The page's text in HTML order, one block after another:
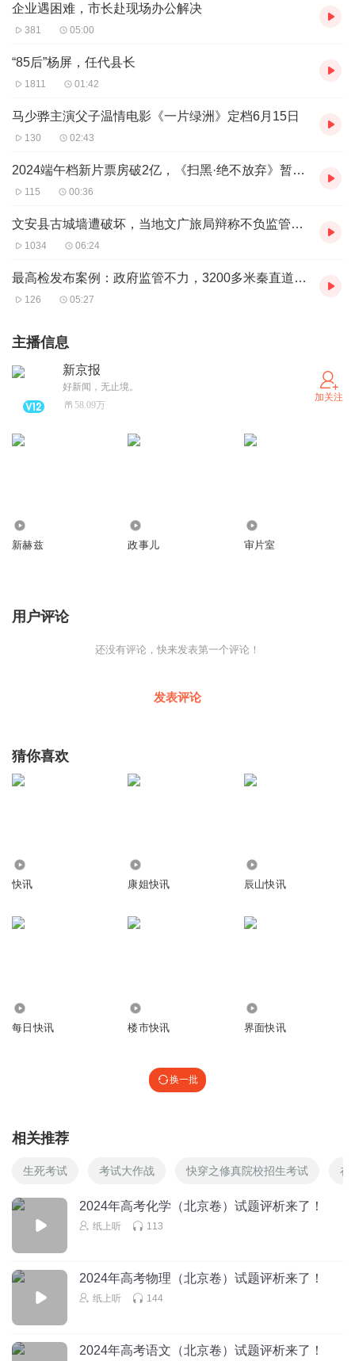
的情感认知、人生态度和价值取向。例如，“完形填空”一文
故事主人公原本对戏剧表演不感兴趣，但勇于尝试新鲜事
实现了自强。故事聚焦“人与自我”，旨在引导考生正确认识
自我，丰富自我，完善自我，充分挖掘自身潜力，勇于尝试
新事物，乐于接受新事物，做一个自信自强的新时代青年。
阅读B篇一文讲述了“我”在一次考试失败后如何重获力量的
折，不要因一时挫败就自暴自弃，放弃初心，而应做到愈挫
以德引领，促进五育融合发展。
2024年高考英语试题在“德育”和“美育”上创新考查形式，注
阅读D篇一文探讨了道德规范的根源，有利于考生从科学的
视角深刻认识社会美德的形成机制，有利于提升考生的思想
一；“完形填空”和阅读B篇选材涉及戏剧艺术和绘画艺术，
2024年高考英语试题在选材上积极引导考生关注人类社会
所面临的热点问题，关注前沿科技，关注数字化在社会生活
类应停止“宇宙是不是模拟”的争论，要在研究路径和思路上
家高水平科技自立自强贡献力量。
以人为本，注重价值引领。
启示考生在待人接物的过程中要灵活、辩证。一方面要专注
自身学习经历的回忆，强调了“合作”在实现“自立”过程中的
立足中国，培育家国情怀。
培养成具有中国情怀和国际视野的社会主义建设者和接班
人。例如，书面表达第二节以“新中国成立75周年”为背景创
注新中国的发展成就，激发考生热爱祖国的真挚情怀，增强
民族自豪感，帮助考生坚定“四个自信”，用英语讲好“中国故
02 聚焦核心素养，彰显新课程理念
2024年高考英语试题在命制过程中注重贯彻落实新课程理
计以情境任务为载体和驱动，以知识、技能和策略等要素为
手段和工具，以解决问题为目标和导向，促进学生核心素养
的发展。
突出语言能力，夯实外语学习的基础。英语语言能力是构成
企业遇困难，市长赴现场办公解决
381 05:00
“85后”杨屏，任代县长
1811 01:42
马少骅主演父子温情电影《一片绿洲》定档6月15日
130 02:43
2024端午档新片票房破2亿，《扫黑·绝不放弃》暂列榜首
115 00:36
文安县古城墙遭破坏，当地文广旅局辩称不负监管责任被驳回
1034 06:24
最高检发布案例：政府监管不力，3200多米秦直道遗址完全灭失
126 05:27
主播信息
新京报
好新闻，无止境。
58.09万
加关注
新赫兹 政事儿 审片室
用户评论
还没有评论，快来发表第一个评论！
发表评论
猜你喜欢
快讯 康姐快讯 辰山快讯
每日快讯 楼市快讯 界面快讯
换一批
相关推荐
生死考试 考试大作战 快穿之修真院校招生考试 在
2024年高考化学（北京卷）试题评析来了！
纸上听 113
2024年高考物理（北京卷）试题评析来了！
纸上听 144
2024年高考语文（北京卷）试题评析来了！